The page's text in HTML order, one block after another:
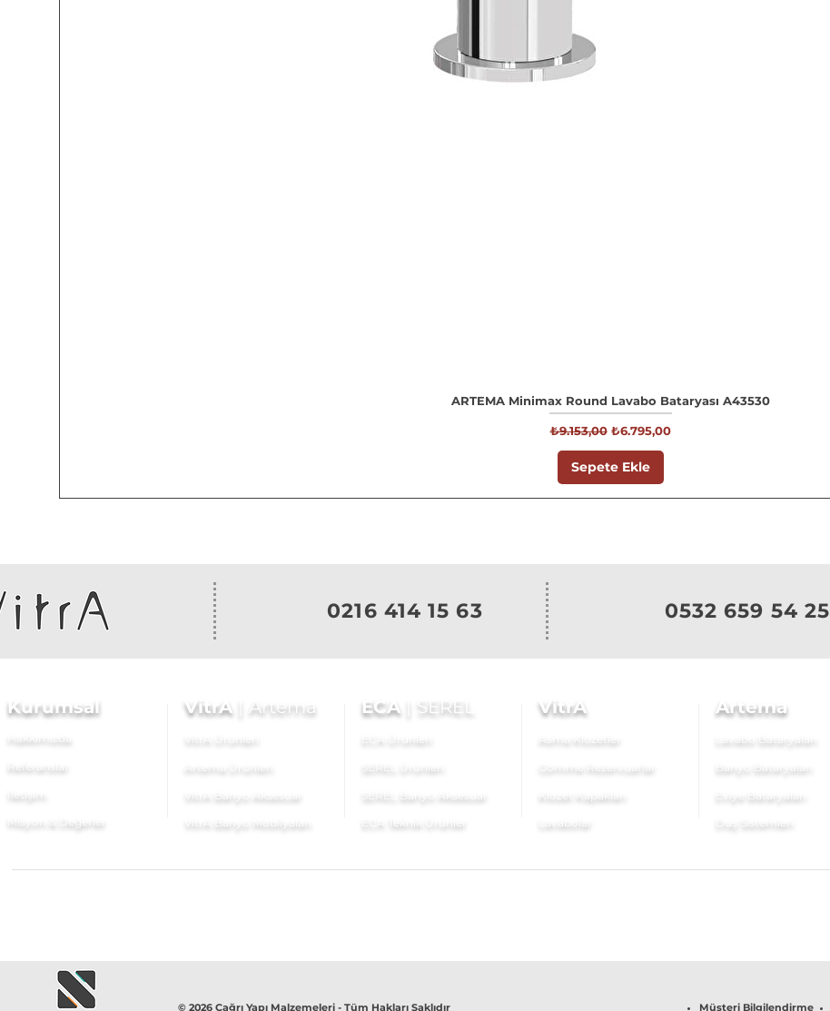
ARTEMA Minimax Round Lavabo Bataryası A43530
Normal Fiyat
₺9.153,00 İndirimli Fiyat
₺6.795,00
Sepete Ekle
0216 414 15 63 0532 659 54 25
Kurumsal
Hakkımızda
Referanslar
İletişim
Misyon & Değerler
VitrA Artema
VitrA Ürünleri
Artema Ürünleri
VitrA Banyo Aksesuar
VitrA Banyo Mobilyaları
VitrA
Asma Klozetler
Gömme Rezervuarlar
Klozet Kapakları
Lavabolar
Artema
Lavabo Bataryaları
Banyo Bataryaları
Eviye Bataryaları
Duş Sistemleri
ECA SEREL
ECA Ürünleri
SEREL Ürünleri
SEREL Banyo Aksesuar
ECA Teknik Ürünler
© 2026 Çağrı Yapı Malzemeleri - Tüm Hakları Saklıdır Müşteri Bilgilendirme